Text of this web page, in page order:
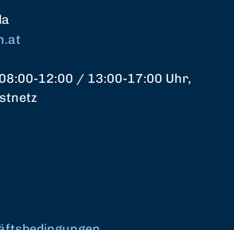
12:00 / 13:00-17:00 Uhr,